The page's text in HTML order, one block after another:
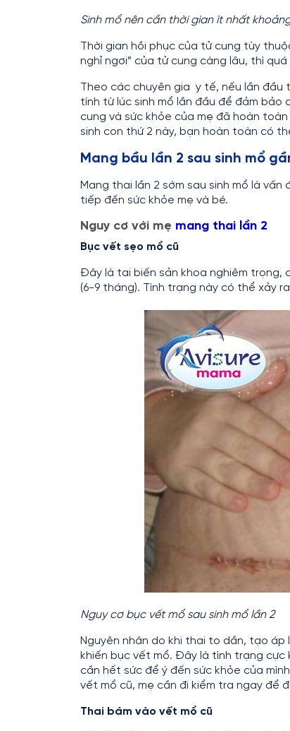
Sinh mổ nên cần thời gian ít nhất
Thời gian hồi phục của tử cung tùy
nghỉ ngơi” của tử cung càng lâu, thì
Theo các chuyên gia y tế, nếu lần đầu
tính từ lúc sinh mổ lần đầu để đảm
cung và sức khỏe của mẹ đã hoàn
sinh con thứ 2 này, bạn hoàn toàn có
Mang bầu lần 2 sau sinh mổ
Mang thai lần 2 sớm sau sinh mổ là
tiếp đến sức khỏe mẹ và bé.
Nguy cơ với mẹ mang thai lần 2
Bục vết sẹo mổ cũ
Đây là tai biến sản khoa nghiêm trọng,
(6-9 tháng). Tình trạng này có thể xảy
Nguy cơ bục vết mổ sau sinh mổ lần 2
Nguyên nhân do khi thai to dần, tạo
khiến bục vết mổ. Đây là tình trạng cực
cần hết sức để ý đến sức khỏe của
vết mổ cũ, mẹ cần đi kiểm tra ngay để
Thai bám vào vết mổ cũ